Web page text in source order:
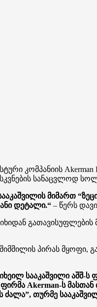
კომპანიის Akerman
სანაცვლოდ
მიმართ
დეტალი.“ – წერს
პირას მყოფი,
სააკაშვილი აშშ-
Akerman-ს
თურმე